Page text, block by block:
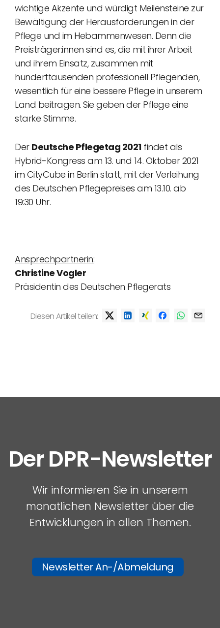
wichtige Akzente und würdigt Meilensteine zur
Bewältigung der Herausforderungen in der
Pflege und im Hebammenwesen. Denn die
Preisträger:innen sind es, die mit ihrer Arbeit
und ihrem Einsatz, zusammen mit
hunderttausenden professionell Pflegenden,
wesentlich für eine bessere Pflege in unserem
Land beitragen. Sie geben der Pflege eine
starke Stimme.
Der Deutsche Pflegetag 2021findet als
Hybrid-Kongress am 13. und 14. Oktober 2021
im CityCube in Berlin statt, mit der Verleihung
des Deutschen Pflegepreises am 13.10. ab
19:30 Uhr.
Ansprechpartnerin:
Christine Vogler
Präsidentin des Deutschen Pflegerats
Diesen Artikel teilen:
Der DPR-Newsletter
Wir informieren Sie in unserem
monatlichen Newsletter über die
Entwicklungen in allen Themen.
Newsletter An-/Abmeldung